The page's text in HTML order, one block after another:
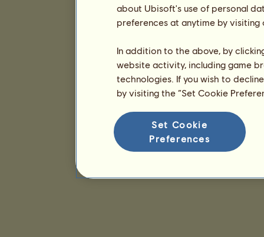
about Ubisoft's use of personal
preferences at anytime by
In addition to the above, by
website activity, including game
technologies. If you wish to
by visiting the “Set Cookie
Set Cookie
Preferences